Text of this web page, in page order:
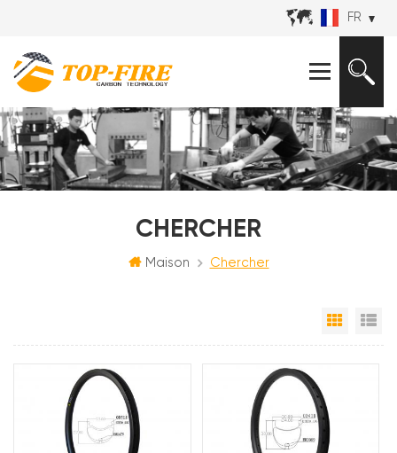
FR
CHERCHER
Maison Chercher
Grille